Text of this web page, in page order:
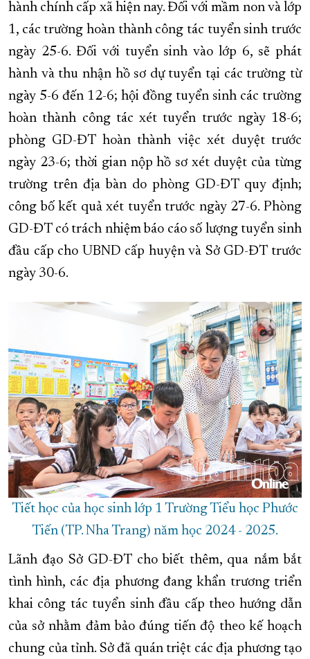
hành chính cấp xã hiện nay. Đối với mầm non và lớp
1, các trường hoàn thành công tác tuyển sinh trước
ngày 25-6. Đối với tuyển sinh vào lớp 6, sẽ phát
hành và thu nhận hồ sơ dự tuyển tại các trường từ
ngày 5-6 đến 12-6; hội đồng tuyển sinh các trường
hoàn thành công tác xét tuyển trước ngày 18-6;
phòng GD-ĐT hoàn thành việc xét duyệt trước
ngày 23-6; thời gian nộp hồ sơ xét duyệt của từng
trường trên địa bàn do phòng GD-ĐT quy định;
công bố kết quả xét tuyển trước ngày 27-6. Phòng
GD-ĐT có trách nhiệm báo cáo số lượng tuyển sinh
đầu cấp cho UBND cấp huyện và Sở GD-ĐT trước
ngày 30-6.
Tiết học của học sinh lớp 1 Trường Tiểu học Phước
Tiến (TP. Nha Trang) năm học 2024 - 2025.
Lãnh đạo Sở GD-ĐT cho biết thêm, qua nắm bắt
tình hình, các địa phương đang khẩn trương triển
khai công tác tuyển sinh đầu cấp theo hướng dẫn
của sở nhằm đảm bảo đúng tiến độ theo kế hoạch
chung của tỉnh. Sở đã quán triệt các địa phương tạo